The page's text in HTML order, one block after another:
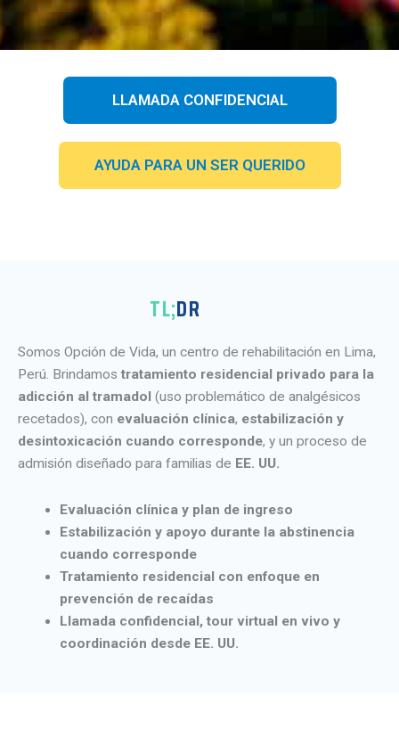
LLAMADA CONFIDENCIAL
AYUDA PARA UN SER QUERIDO
TL;DR
Somos Opción de Vida, un centro de rehabilitación en Lima,
Perú. Brindamos tratamiento residencial privado para la
adicción al tramadol (uso problemático de analgésicos
recetados), con evaluación clínica, estabilización y
desintoxicación cuando corresponde, y un proceso de
admisión diseñado para familias de EE. UU.
Evaluación clínica y plan de ingreso
Estabilización y apoyo durante la abstinencia
cuando corresponde
Tratamiento residencial con enfoque en
prevención de recaídas
Llamada confidencial, tour virtual en vivo y
coordinación desde EE. UU.